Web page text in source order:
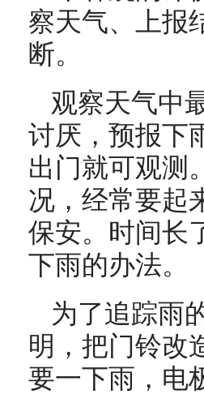
察天气、上报
断。
观察天气中
讨厌，预报下
出门就可观测
况，经常要起
保安。时间长
下雨的办法。
为了追踪雨
明，把门铃改
要一下雨，电